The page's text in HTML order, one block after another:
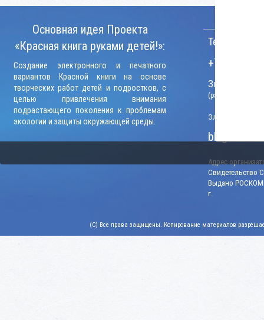
Основная идея Проекта
«Красная книга руками детей!»:
Создание электронного и печатного
вариантов Красной книги на основе
творческих работ детей и подростков, с
целью привлечения внимания
подрастающего поколения к проблемам
экологии и защиты окружающей среды.
Телефон:
+7 (906)
Звонки
(рабочие дни,
Электронный
blago-
Адрес
Свидетельство
Выдано
г.
(C) Все права защищены. Копирование материалов